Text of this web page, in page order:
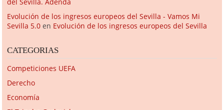
del Sevilla. Adenda
Evolución de los ingresos europeos del Sevilla - Vamos Mi
Sevilla 5.0 en Evolución de los ingresos europeos del Sevilla
CATEGORIAS
Competiciones UEFA
Derecho
Economía